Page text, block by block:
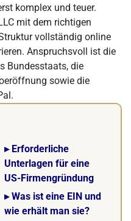
komplex und teuer.
mit dem richtigen
vollständig online
Anspruchsvoll ist die
Bundesstaats, die
sowie die
▸ Erforderliche
Unterlagen für eine
US-Firmengründung
▸ Was ist eine EIN und
wie erhält man sie?